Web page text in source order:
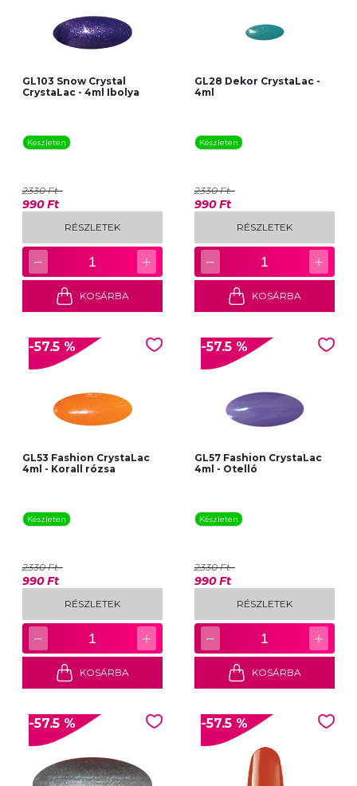
GL103 Snow Crystal
CrystaLac - 4ml Ibolya
Készleten
2330 Ft
990 Ft
RÉSZLETEK
− 1 +
KOSÁRBA
GL28 Dekor CrystaLac -
4ml
Készleten
2330 Ft
990 Ft
RÉSZLETEK
− 1 +
KOSÁRBA
-57.5 %
GL53 Fashion CrystaLac
4ml - Korall rózsa
Készleten
2330 Ft
990 Ft
RÉSZLETEK
− 1 +
KOSÁRBA
-57.5 %
GL57 Fashion CrystaLac
4ml - Otelló
Készleten
2330 Ft
990 Ft
RÉSZLETEK
− 1 +
KOSÁRBA
-57.5 % -57.5 %